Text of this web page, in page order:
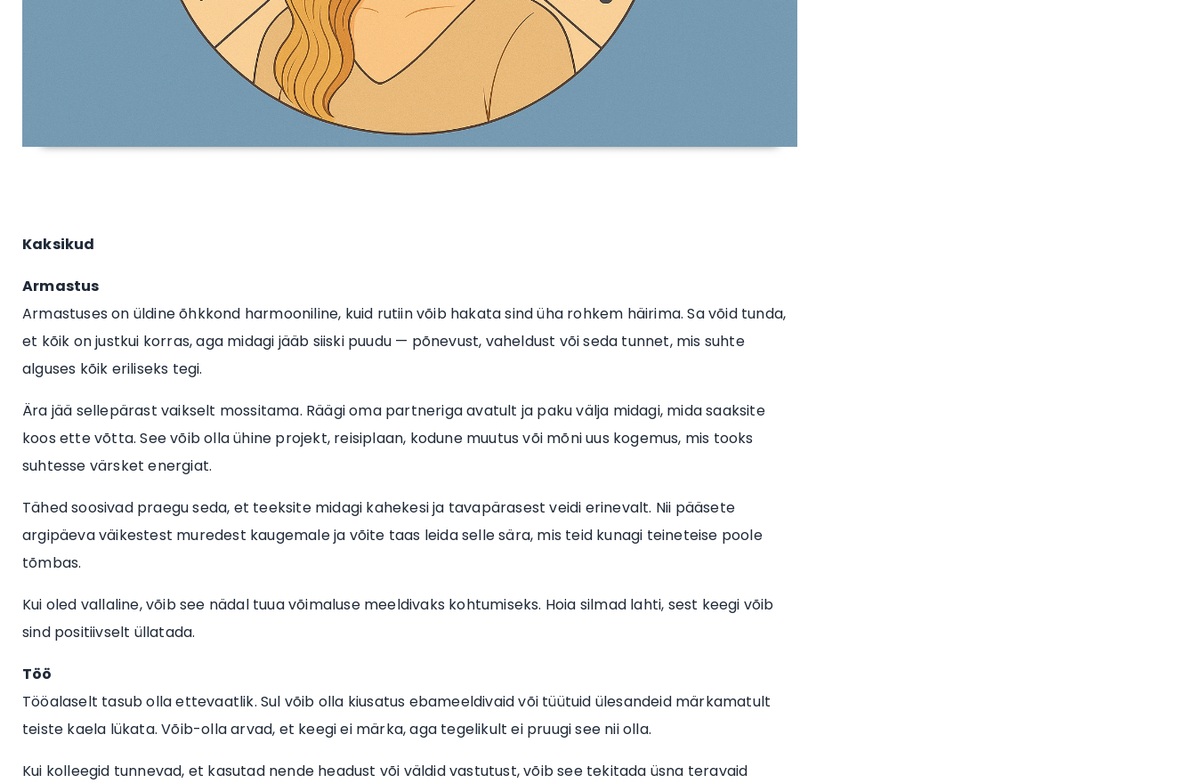
Kaksikud
Armastus
Armastuses on üldine õhkkond harmooniline, kuid rutiin võib hakata sind üha rohkem häirima. Sa võid tunda,
et kõik on justkui korras, aga midagi jääb siiski puudu — põnevust, vaheldust või seda tunnet, mis suhte
alguses kõik eriliseks tegi.
Ära jää sellepärast vaikselt mossitama. Räägi oma partneriga avatult ja paku välja midagi, mida saaksite
koos ette võtta. See võib olla ühine projekt, reisiplaan, kodune muutus või mõni uus kogemus, mis tooks
suhtesse värsket energiat.
Tähed soosivad praegu seda, et teeksite midagi kahekesi ja tavapärasest veidi erinevalt. Nii pääsete
argipäeva väikestest muredest kaugemale ja võite taas leida selle sära, mis teid kunagi teineteise poole
tõmbas.
Kui oled vallaline, võib see nädal tuua võimaluse meeldivaks kohtumiseks. Hoia silmad lahti, sest keegi võib
sind positiivselt üllatada.
Töö
Tööalaselt tasub olla ettevaatlik. Sul võib olla kiusatus ebameeldivaid või tüütuid ülesandeid märkamatult
teiste kaela lükata. Võib-olla arvad, et keegi ei märka, aga tegelikult ei pruugi see nii olla.
Kui kolleegid tunnevad, et kasutad nende headust või väldid vastutust, võib see tekitada üsna teravaid